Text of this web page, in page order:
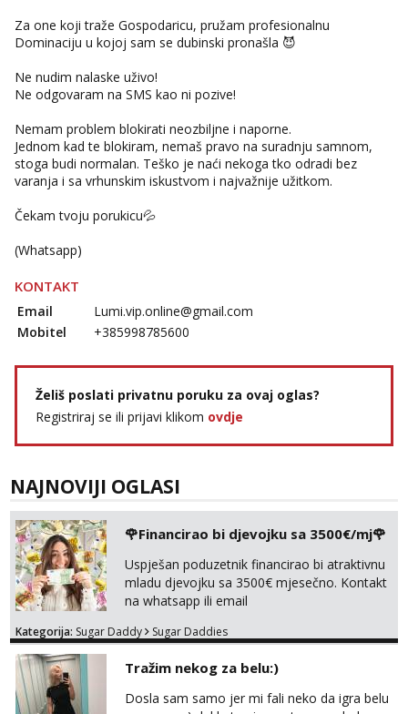
Za one koji traže Gospodaricu, pružam profesionalnu
Dominaciju u kojoj sam se dubinski pronašla 😈
Ne nudim nalaske uživo!
Ne odgovaram na SMS kao ni pozive!
Nemam problem blokirati neozbiljne i naporne.
Jednom kad te blokiram, nemaš pravo na suradnju samnom,
stoga budi normalan. Teško je naći nekoga tko odradi bez
varanja i sa vrhunskim iskustvom i najvažnije užitkom.
Čekam tvoju porukicu💦
(Whatsapp)
KONTAKT
Email
Lumi.vip.online@gmail.com
Mobitel
+385998785600
Želiš poslati privatnu poruku za ovaj oglas?
Registriraj se ili prijavi klikom ovdje
NAJNOVIJI OGLASI
🌹Financirao bi djevojku sa 3500€/mj🌹
Uspješan poduzetnik financirao bi atraktivnu
mladu djevojku sa 3500€ mjesečno. Kontakt
na whatsapp ili email
Kategorija: Sugar Daddy Sugar Daddies
Tražim nekog za belu:)
Dosla sam samo jer mi fali neko da igra belu